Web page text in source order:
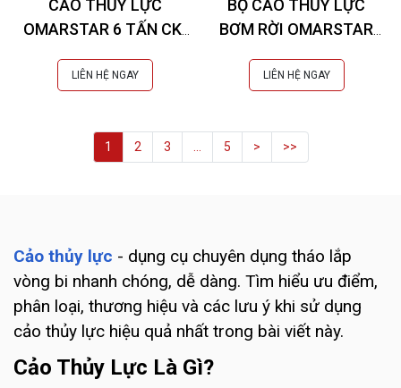
CẢO THỦY LỰC
OMARSTAR 6 TẤN CK-
LIÊN HỆ NGAY
BỘ CẢO THỦY LỰC
BƠM RỜI OMARSTAR
LIÊN HỆ NGAY
1 2 3 5 > >>
Cảo thủy lực - dụng cụ chuyên dụng tháo lắp
vòng bi nhanh chóng, dễ dàng. Tìm hiểu ưu điểm,
phân loại, thương hiệu và các lưu ý khi sử dụng
cảo thủy lực hiệu quả nhất trong bài viết này.
Cảo Thủy Lực Là Gì?